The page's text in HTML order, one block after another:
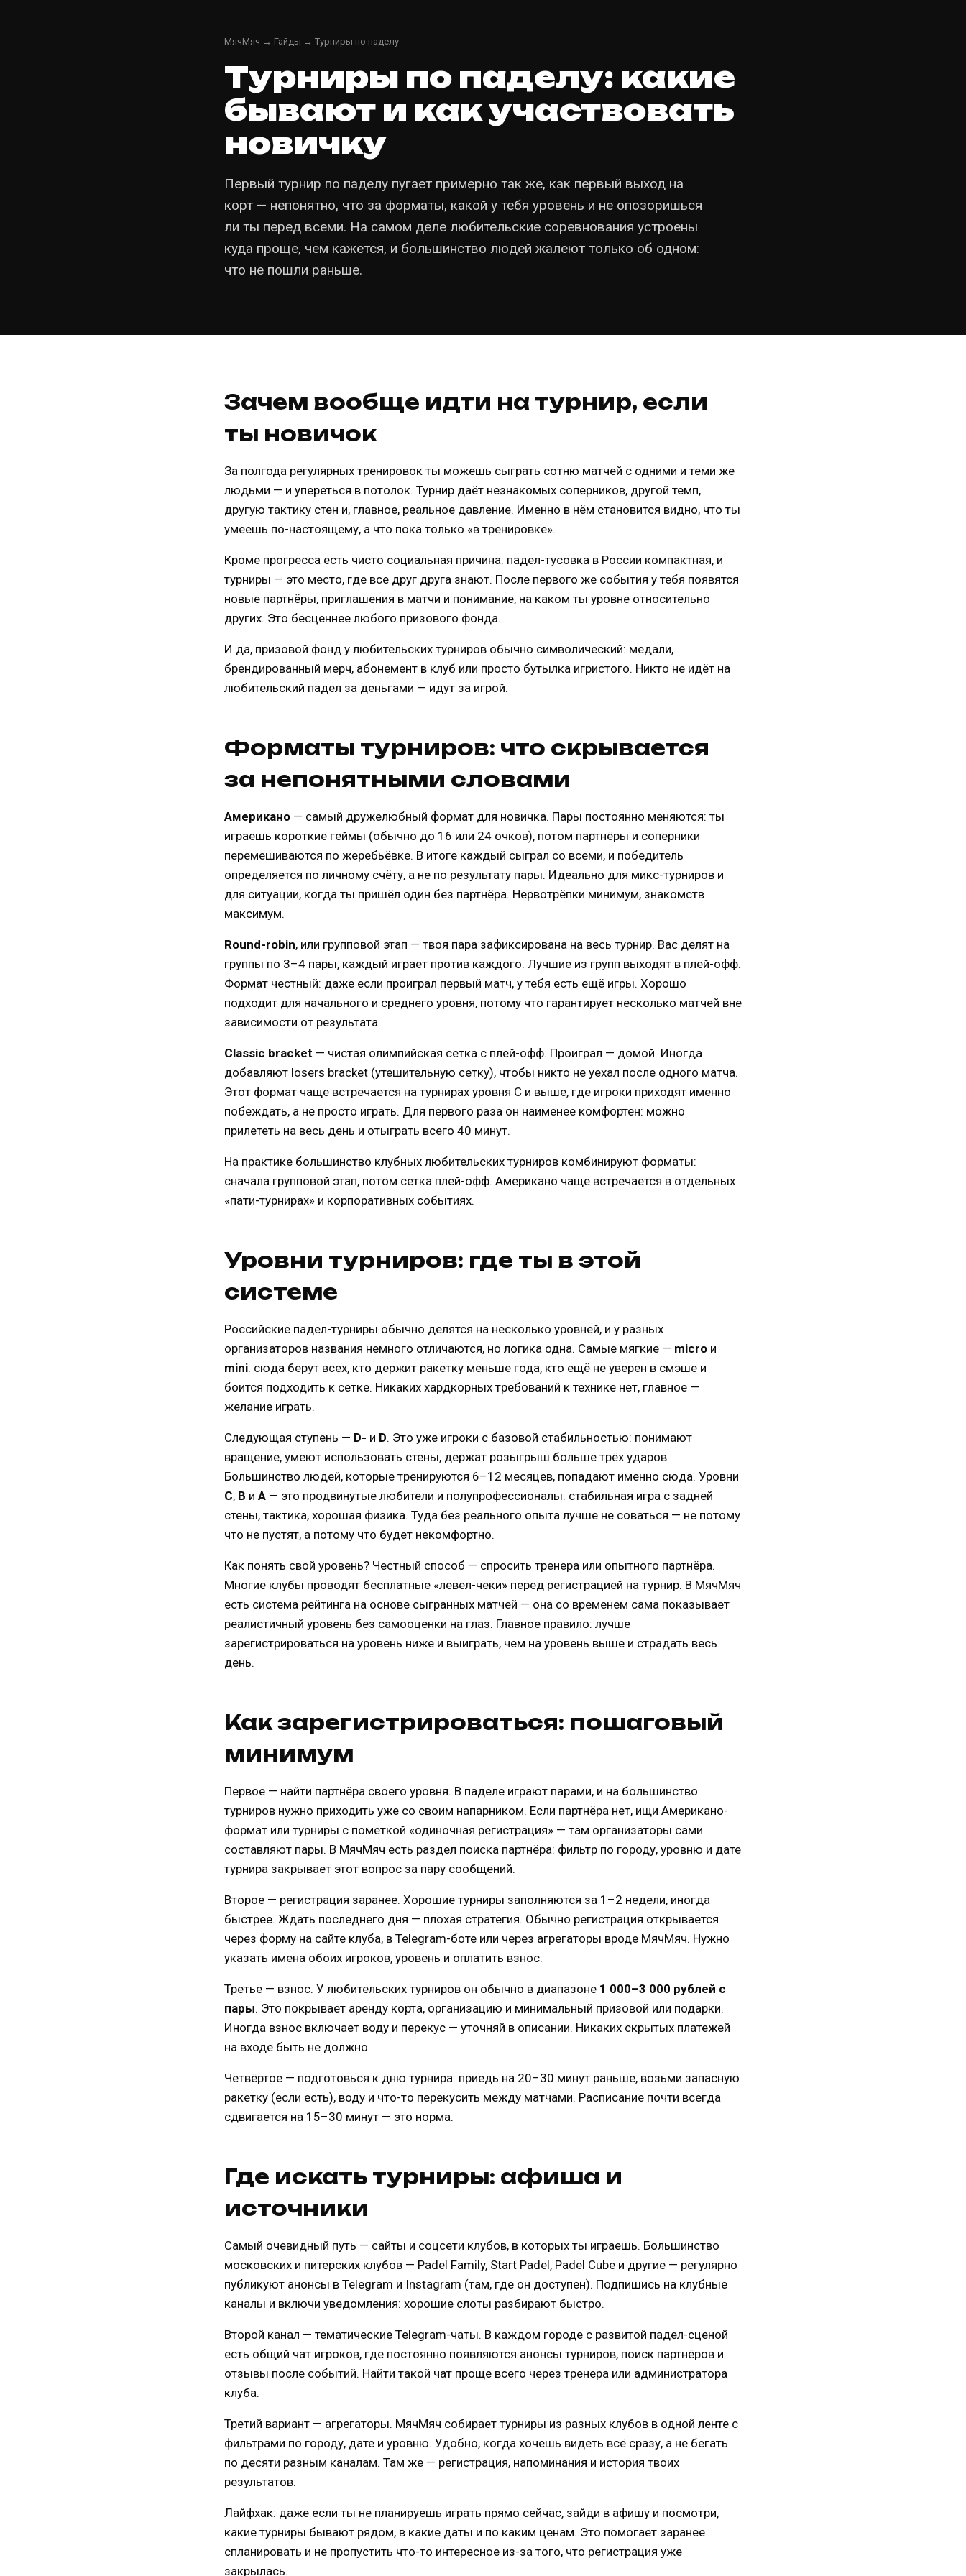
МячМяч → Гайды → Турниры по паделу
Турниры по паделу: какие
бывают и как участвовать
новичку
Первый турнир по паделу пугает примерно так же, как первый выход на
корт — непонятно, что за форматы, какой у тебя уровень и не опозоришься
ли ты перед всеми. На самом деле любительские соревнования устроены
куда проще, чем кажется, и большинство людей жалеют только об одном:
что не пошли раньше.
Зачем вообще идти на турнир, если
ты новичок
За полгода регулярных тренировок ты можешь сыграть сотню матчей с одними и теми же
людьми — и упереться в потолок. Турнир даёт незнакомых соперников, другой темп,
другую тактику стен и, главное, реальное давление. Именно в нём становится видно, что ты
умеешь по-настоящему, а что пока только «в тренировке».
Кроме прогресса есть чисто социальная причина: падел-тусовка в России компактная, и
турниры — это место, где все друг друга знают. После первого же события у тебя появятся
новые партнёры, приглашения в матчи и понимание, на каком ты уровне относительно
других. Это бесценнее любого призового фонда.
И да, призовой фонд у любительских турниров обычно символический: медали,
брендированный мерч, абонемент в клуб или просто бутылка игристого. Никто не идёт на
любительский падел за деньгами — идут за игрой.
Форматы турниров: что скрывается
за непонятными словами
Американо — самый дружелюбный формат для новичка. Пары постоянно меняются: ты
играешь короткие геймы (обычно до 16 или 24 очков), потом партнёры и соперники
перемешиваются по жеребьёвке. В итоге каждый сыграл со всеми, и победитель
определяется по личному счёту, а не по результату пары. Идеально для микс-турниров и
для ситуации, когда ты пришёл один без партнёра. Нервотрёпки минимум, знакомств
максимум.
Round-robin, или групповой этап — твоя пара зафиксирована на весь турнир. Вас делят на
группы по 3–4 пары, каждый играет против каждого. Лучшие из групп выходят в плей-офф.
Формат честный: даже если проиграл первый матч, у тебя есть ещё игры. Хорошо
подходит для начального и среднего уровня, потому что гарантирует несколько матчей вне
зависимости от результата.
Classic bracket — чистая олимпийская сетка с плей-офф. Проиграл — домой. Иногда
добавляют losers bracket (утешительную сетку), чтобы никто не уехал после одного матча.
Этот формат чаще встречается на турнирах уровня C и выше, где игроки приходят именно
побеждать, а не просто играть. Для первого раза он наименее комфортен: можно
прилететь на весь день и отыграть всего 40 минут.
На практике большинство клубных любительских турниров комбинируют форматы:
сначала групповой этап, потом сетка плей-офф. Американо чаще встречается в отдельных
«пати-турнирах» и корпоративных событиях.
Уровни турниров: где ты в этой
системе
Российские падел-турниры обычно делятся на несколько уровней, и у разных
организаторов названия немного отличаются, но логика одна. Самые мягкие — micro и
mini: сюда берут всех, кто держит ракетку меньше года, кто ещё не уверен в смэше и
боится подходить к сетке. Никаких хардкорных требований к технике нет, главное —
желание играть.
Следующая ступень — D- и D. Это уже игроки с базовой стабильностью: понимают
вращение, умеют использовать стены, держат розыгрыш больше трёх ударов.
Большинство людей, которые тренируются 6–12 месяцев, попадают именно сюда. Уровни
C, B и A — это продвинутые любители и полупрофессионалы: стабильная игра с задней
стены, тактика, хорошая физика. Туда без реального опыта лучше не соваться — не потому
что не пустят, а потому что будет некомфортно.
Как понять свой уровень? Честный способ — спросить тренера или опытного партнёра.
Многие клубы проводят бесплатные «левел-чеки» перед регистрацией на турнир. В МячМяч
есть система рейтинга на основе сыгранных матчей — она со временем сама показывает
реалистичный уровень без самооценки на глаз. Главное правило: лучше
зарегистрироваться на уровень ниже и выиграть, чем на уровень выше и страдать весь
день.
Как зарегистрироваться: пошаговый
минимум
Первое — найти партнёра своего уровня. В паделе играют парами, и на большинство
турниров нужно приходить уже со своим напарником. Если партнёра нет, ищи Американо-
формат или турниры с пометкой «одиночная регистрация» — там организаторы сами
составляют пары. В МячМяч есть раздел поиска партнёра: фильтр по городу, уровню и дате
турнира закрывает этот вопрос за пару сообщений.
Второе — регистрация заранее. Хорошие турниры заполняются за 1–2 недели, иногда
быстрее. Ждать последнего дня — плохая стратегия. Обычно регистрация открывается
через форму на сайте клуба, в Telegram-боте или через агрегаторы вроде МячМяч. Нужно
указать имена обоих игроков, уровень и оплатить взнос.
Третье — взнос. У любительских турниров он обычно в диапазоне 1 000–3 000 рублей с
пары. Это покрывает аренду корта, организацию и минимальный призовой или подарки.
Иногда взнос включает воду и перекус — уточняй в описании. Никаких скрытых платежей
на входе быть не должно.
Четвёртое — подготовься к дню турнира: приедь на 20–30 минут раньше, возьми запасную
ракетку (если есть), воду и что-то перекусить между матчами. Расписание почти всегда
сдвигается на 15–30 минут — это норма.
Где искать турниры: афиша и
источники
Самый очевидный путь — сайты и соцсети клубов, в которых ты играешь. Большинство
московских и питерских клубов — Padel Family, Start Padel, Padel Cube и другие — регулярно
публикуют анонсы в Telegram и Instagram (там, где он доступен). Подпишись на клубные
каналы и включи уведомления: хорошие слоты разбирают быстро.
Второй канал — тематические Telegram-чаты. В каждом городе с развитой падел-сценой
есть общий чат игроков, где постоянно появляются анонсы турниров, поиск партнёров и
отзывы после событий. Найти такой чат проще всего через тренера или администратора
клуба.
Третий вариант — агрегаторы. МячМяч собирает турниры из разных клубов в одной ленте с
фильтрами по городу, дате и уровню. Удобно, когда хочешь видеть всё сразу, а не бегать
по десяти разным каналам. Там же — регистрация, напоминания и история твоих
результатов.
Лайфхак: даже если ты не планируешь играть прямо сейчас, зайди в афишу и посмотри,
какие турниры бывают рядом, в какие даты и по каким ценам. Это помогает заранее
спланировать и не пропустить что-то интересное из-за того, что регистрация уже
закрылась.